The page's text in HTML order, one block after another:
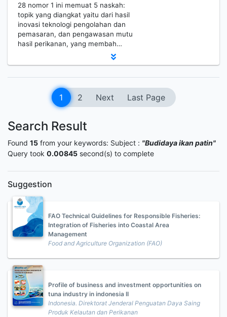
28 nomor 1 ini memuat 5 naskah:
topik yang diangkat yaitu dari hasil
inovasi teknologi pengolahan dan
pemasaran, dan pengawasan mutu
hasil perikanan, yang membah…
1 2 Next Last Page
Search Result
Found 15 from your keywords: Subject : "Budidaya ikan patin"
Query took 0.00845 second(s) to complete
Suggestion
FAO Technical Guidelines for Responsible Fisheries:
Integration of Fisheries into Coastal Area
Management
Food and Agriculture Organization (FAO)
Profile of business and investment opportunities on
tuna industry in indonesia II
Indonesia. Direktorat Jenderal Penguatan Daya Saing
Produk Kelautan dan Perikanan